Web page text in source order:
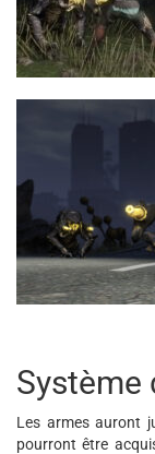
Système
Les armes auront
pourront être